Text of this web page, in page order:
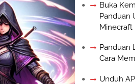
Buka
Panduan
Minecraft
Panduan
Cara
Unduh